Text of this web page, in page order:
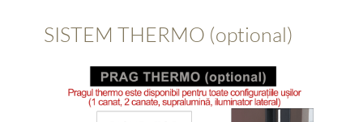
SISTEM THERMO (optional)